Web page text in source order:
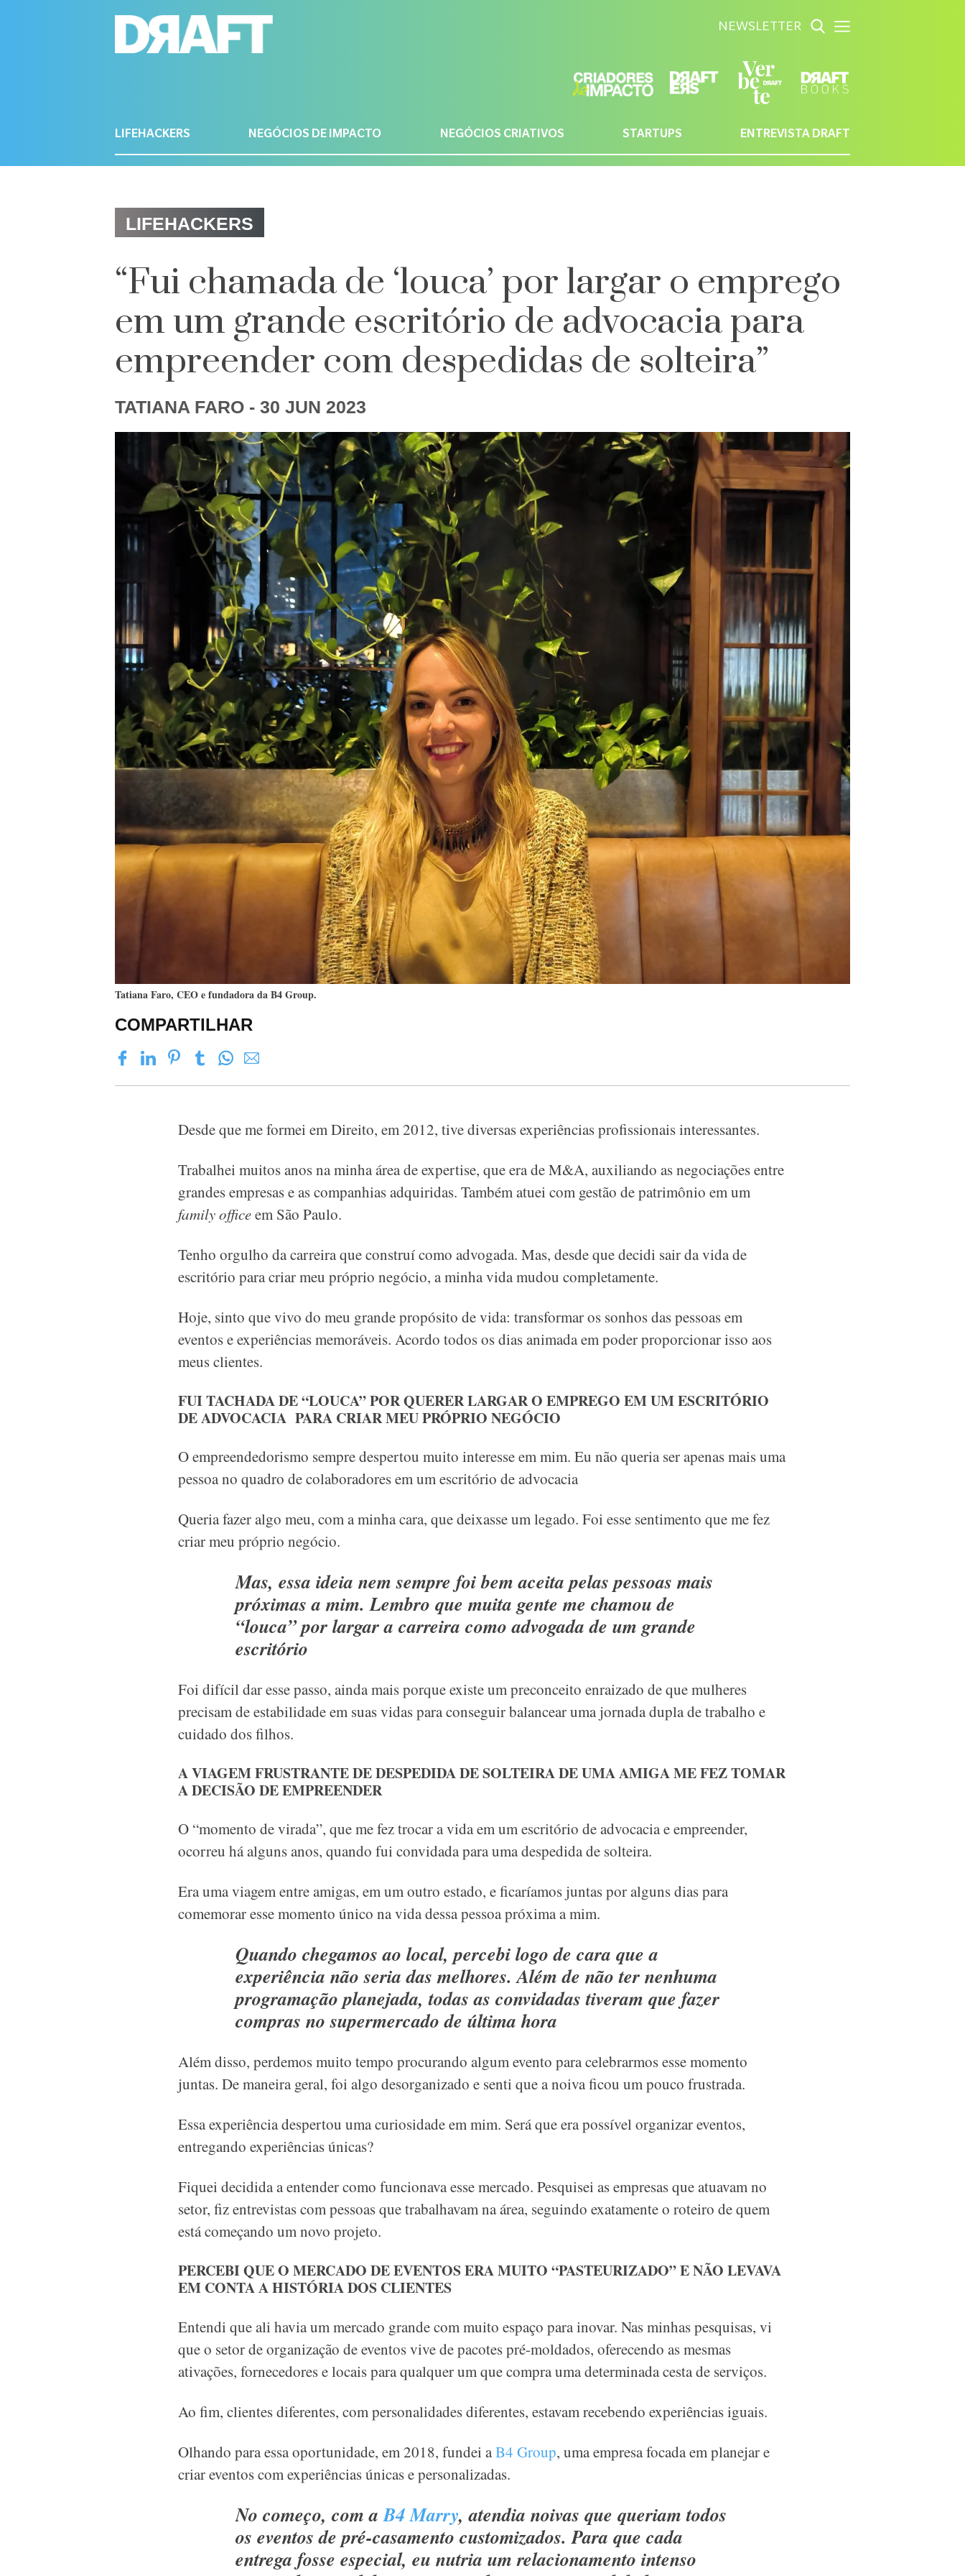
NEWSLETTER
LIFEHACKERS NEGÓCIOS DE IMPACTO NEGÓCIOS CRIATIVOS STARTUPS ENTREVISTA DRAFT
LIFEHACKERS
“Fui chamada de ‘louca’ por largar o emprego
em um grande escritório de advocacia para
empreender com despedidas de solteira”
TATIANA FARO - 30 JUN 2023
Tatiana Faro, CEO e fundadora da B4 Group.
COMPARTILHAR
Desde que me formei em Direito, em 2012, tive diversas experiências profissionais interessantes.
Trabalhei muitos anos na minha área de expertise, que era de M&A, auxiliando as negociações entre
grandes empresas e as companhias adquiridas. Também atuei com gestão de patrimônio em um
family officeem São Paulo.
Tenho orgulho da carreira que construí como advogada. Mas, desde que decidi sair da vida de
escritório para criar meu próprio negócio, a minha vida mudou completamente.
Hoje, sinto que vivo do meu grande propósito de vida: transformar os sonhos das pessoas em
eventos e experiências memoráveis. Acordo todos os dias animada em poder proporcionar isso aos
meus clientes.
FUI TACHADA DE “LOUCA” POR QUERER LARGAR O EMPREGO EM UM ESCRITÓRIO
DE ADVOCACIA PARA CRIAR MEU PRÓPRIO NEGÓCIO
O empreendedorismo sempre despertou muito interesse em mim. Eu não queria ser apenas mais uma
pessoa no quadro de colaboradores em um escritório de advocacia
Queria fazer algo meu, com a minha cara, que deixasse um legado. Foi esse sentimento que me fez
criar meu próprio negócio.
Mas, essa ideia nem sempre foi bem aceita pelas pessoas mais
próximas a mim. Lembro que muita gente me chamou de
“louca” por largar a carreira como advogada de um grande
escritório
Foi difícil dar esse passo, ainda mais porque existe um preconceito enraizado de que mulheres
precisam de estabilidade em suas vidas para conseguir balancear uma jornada dupla de trabalho e
cuidado dos filhos.
A VIAGEM FRUSTRANTE DE DESPEDIDA DE SOLTEIRA DE UMA AMIGA ME FEZ TOMAR
A DECISÃO DE EMPREENDER
O “momento de virada”, que me fez trocar a vida em um escritório de advocacia e empreender,
ocorreu há alguns anos, quando fui convidada para uma despedida de solteira.
Era uma viagem entre amigas, em um outro estado, e ficaríamos juntas por alguns dias para
comemorar esse momento único na vida dessa pessoa próxima a mim.
Quando chegamos ao local, percebi logo de cara que a
experiência não seria das melhores. Além de não ter nenhuma
programação planejada, todas as convidadas tiveram que fazer
compras no supermercado de última hora
Além disso, perdemos muito tempo procurando algum evento para celebrarmos esse momento
juntas. De maneira geral, foi algo desorganizado e senti que a noiva ficou um pouco frustrada.
Essa experiência despertou uma curiosidade em mim. Será que era possível organizar eventos,
entregando experiências únicas?
Fiquei decidida a entender como funcionava esse mercado. Pesquisei as empresas que atuavam no
setor, fiz entrevistas com pessoas que trabalhavam na área, seguindo exatamente o roteiro de quem
está começando um novo projeto.
PERCEBI QUE O MERCADO DE EVENTOS ERA MUITO “PASTEURIZADO” E NÃO LEVAVA
EM CONTA A HISTÓRIA DOS CLIENTES
Entendi que ali havia um mercado grande com muito espaço para inovar. Nas minhas pesquisas, vi
que o setor de organização de eventos vive de pacotes pré-moldados, oferecendo as mesmas
ativações, fornecedores e locais para qualquer um que compra uma determinada cesta de serviços.
Ao fim, clientes diferentes, com personalidades diferentes, estavam recebendo experiências iguais.
Olhando para essa oportunidade, em 2018, fundei aB4 Group, uma empresa focada em planejar e
criar eventos com experiências únicas e personalizadas.
No começo, com aB4 Marry, atendia noivas que queriam todos
os eventos de pré-casamento customizados. Para que cada
entrega fosse especial, eu nutria um relacionamento intenso